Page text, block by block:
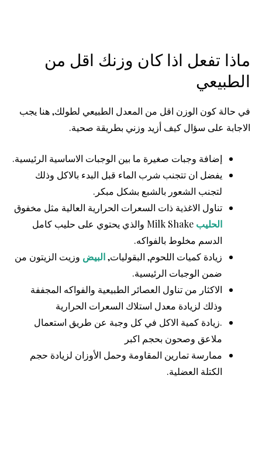
ماذا تفعل اذا كان وزنك اقل من
الطبيعي
في حالة كون الوزن اقل من المعدل الطبيعي لطولك, هنا يجب
الاجابة على سؤال كيف أزيد وزني بطريقة صحية.
إضافة وجبات صغيرة ما بين الوجبات الاساسية الرئيسية.
يفضل ان تتجنب شرب الماء قبل البدء بالاكل وذلك
لتجنب الشعور بالشبع بشكل مبكر.
تناول الاغذية ذات السعرات الحرارية العالية مثل مخفوق
الحليب
Milk Shake والذي يحتوي على حليب كامل
الدسم مخلوط بالفواكه.
زيادة كميات اللحوم, البقوليات,البيض وزيت الزيتون من
ضمن الوجبات الرئيسية.
الاكثار من تناول العصائر الطبيعية والفواكه المجففة
وذلك لزيادة معدل استلاك السعرات الحرارية
.زيادة كمية الاكل في كل وجبة عن طريق استعمال
ملاعق وصحون بحجم اكبر
ممارسة تمارين المقاومة وحمل الأوزان لزيادة حجم
الكتلة العضلية.